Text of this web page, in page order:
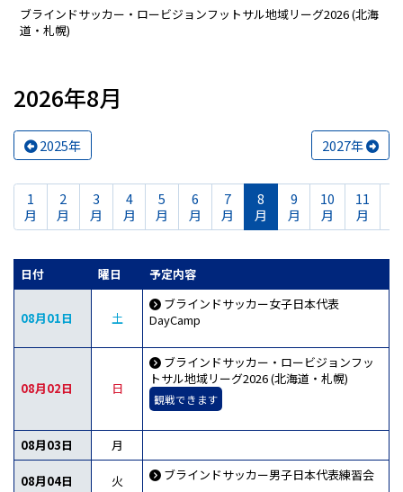
ブラインドサッカー・ロービジョンフットサル地域リーグ2026 (北海
道・札幌)
2026年8月
2025年 2027年
1
月
2
月
3
月
4
月
5
月
6
月
7
月
8
月
9
月
10
月
11
月
日付 曜日 予定内容
08月01日 土
ブラインドサッカー女子日本代表
DayCamp
08月02日 日
ブラインドサッカー・ロービジョンフッ
トサル地域リーグ2026 (北海道・札幌)
観戦できます
08月03日 月
08月04日 火 ブラインドサッカー男子日本代表練習会